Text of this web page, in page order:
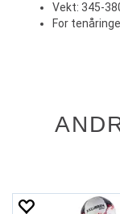
Vekt: 345-
For